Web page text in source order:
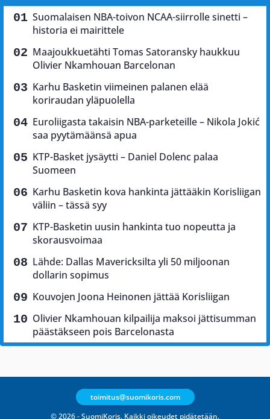
Suomalaisen NBA-toivon NCAA-siirrolle sinetti –
historia ei mairittele
Maajoukkuetähti Tomas Satoransky haukkuu
Olivier Nkamhouan Barcelonan
Karhu Basketin viimeinen palanen elää
koriraudan yläpuolella
Euroliigasta takaisin NBA-parketeille – Nikola Jokić
saa pyytämäänsä apua
KTP-Basket jysäytti – Daniel Dolenc palaa
Suomeen
Karhu Basketin kova hankinta jättääkin Korisliigan
väliin – tässä syy
KTP-Basketin uusin hankinta tuo nopeutta ja
skorausvoimaa
Lähde: Dallas Mavericksilta yli 50 miljoonan
dollarin sopimus
Kouvojen Joona Heinonen jättää Korisliigan
Olivier Nkamhouan kilpailija maksoi jättisumman
päästäkseen pois Barcelonasta
© 2026 - SuomiKoris. Kaikki oikeudet pidätetään.
toimitus@suomikoris.com